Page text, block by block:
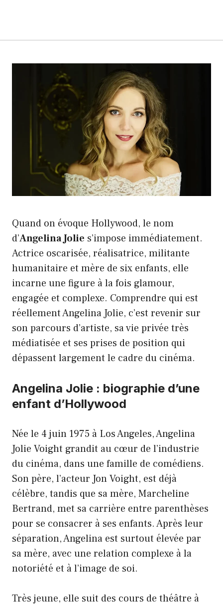
Quand on évoque Hollywood, le nom
d’Angelina Jolie s’impose immédiatement.
Actrice oscarisée, réalisatrice, militante
humanitaire et mère de six enfants, elle
incarne une figure à la fois glamour,
engagée et complexe. Comprendre qui est
réellement Angelina Jolie, c’est revenir sur
son parcours d’artiste, sa vie privée très
médiatisée et ses prises de position qui
dépassent largement le cadre du cinéma.
Angelina Jolie : biographie d’une
enfant d’Hollywood
Née le 4 juin 1975 à Los Angeles, Angelina
Jolie Voight grandit au cœur de l’industrie
du cinéma, dans une famille de comédiens.
Son père, l’acteur Jon Voight, est déjà
célèbre, tandis que sa mère, Marcheline
Bertrand, met sa carrière entre parenthèses
pour se consacrer à ses enfants. Après leur
séparation, Angelina est surtout élevée par
sa mère, avec une relation complexe à la
notoriété et à l’image de soi.
Très jeune, elle suit des cours de théâtre à